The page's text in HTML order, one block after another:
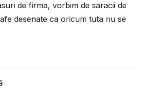
de firma, vorbim de saracii de
desenate ca oricum tuta nu se